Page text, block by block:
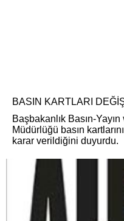
BASIN KARTLARI
Başbakanlık Basın-
Müdürlüğü basın
karar verildiğini duyurdu.